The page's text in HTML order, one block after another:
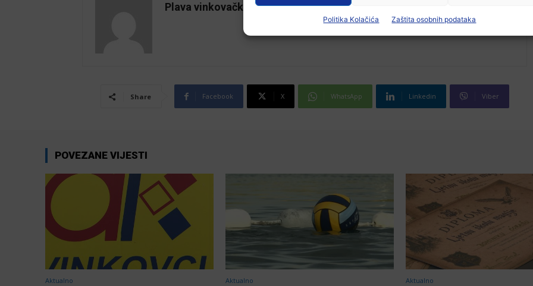
Politika Kolačića Zaštita osobnih podataka
Plava vinkovačka
Share Facebook X WhatsApp Linkedin Viber
POVEZANE VIJESTI
Aktualno Aktualno Aktualno